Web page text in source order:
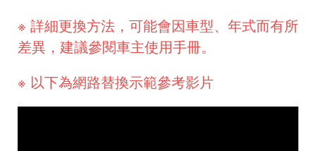
※ 詳細更換方法，可能會因車型、年式而有所
差異，建議參閱車主使用手冊。
※ 以下為網路替換示範參考影片